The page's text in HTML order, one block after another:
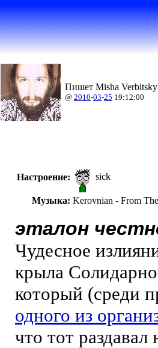
Пишет Misha
@ 2010-03-25 19:12:00
Настроение: sick
Музыка: Kerovnian - From
эталон
Чудесное
крыла
который (среди
одного из
что тот